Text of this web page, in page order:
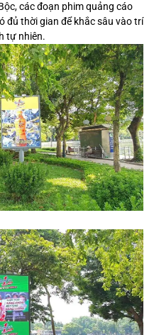
các đoạn phim quảng cáo
đủ thời gian để khắc sâu vào trí
tự nhiên.